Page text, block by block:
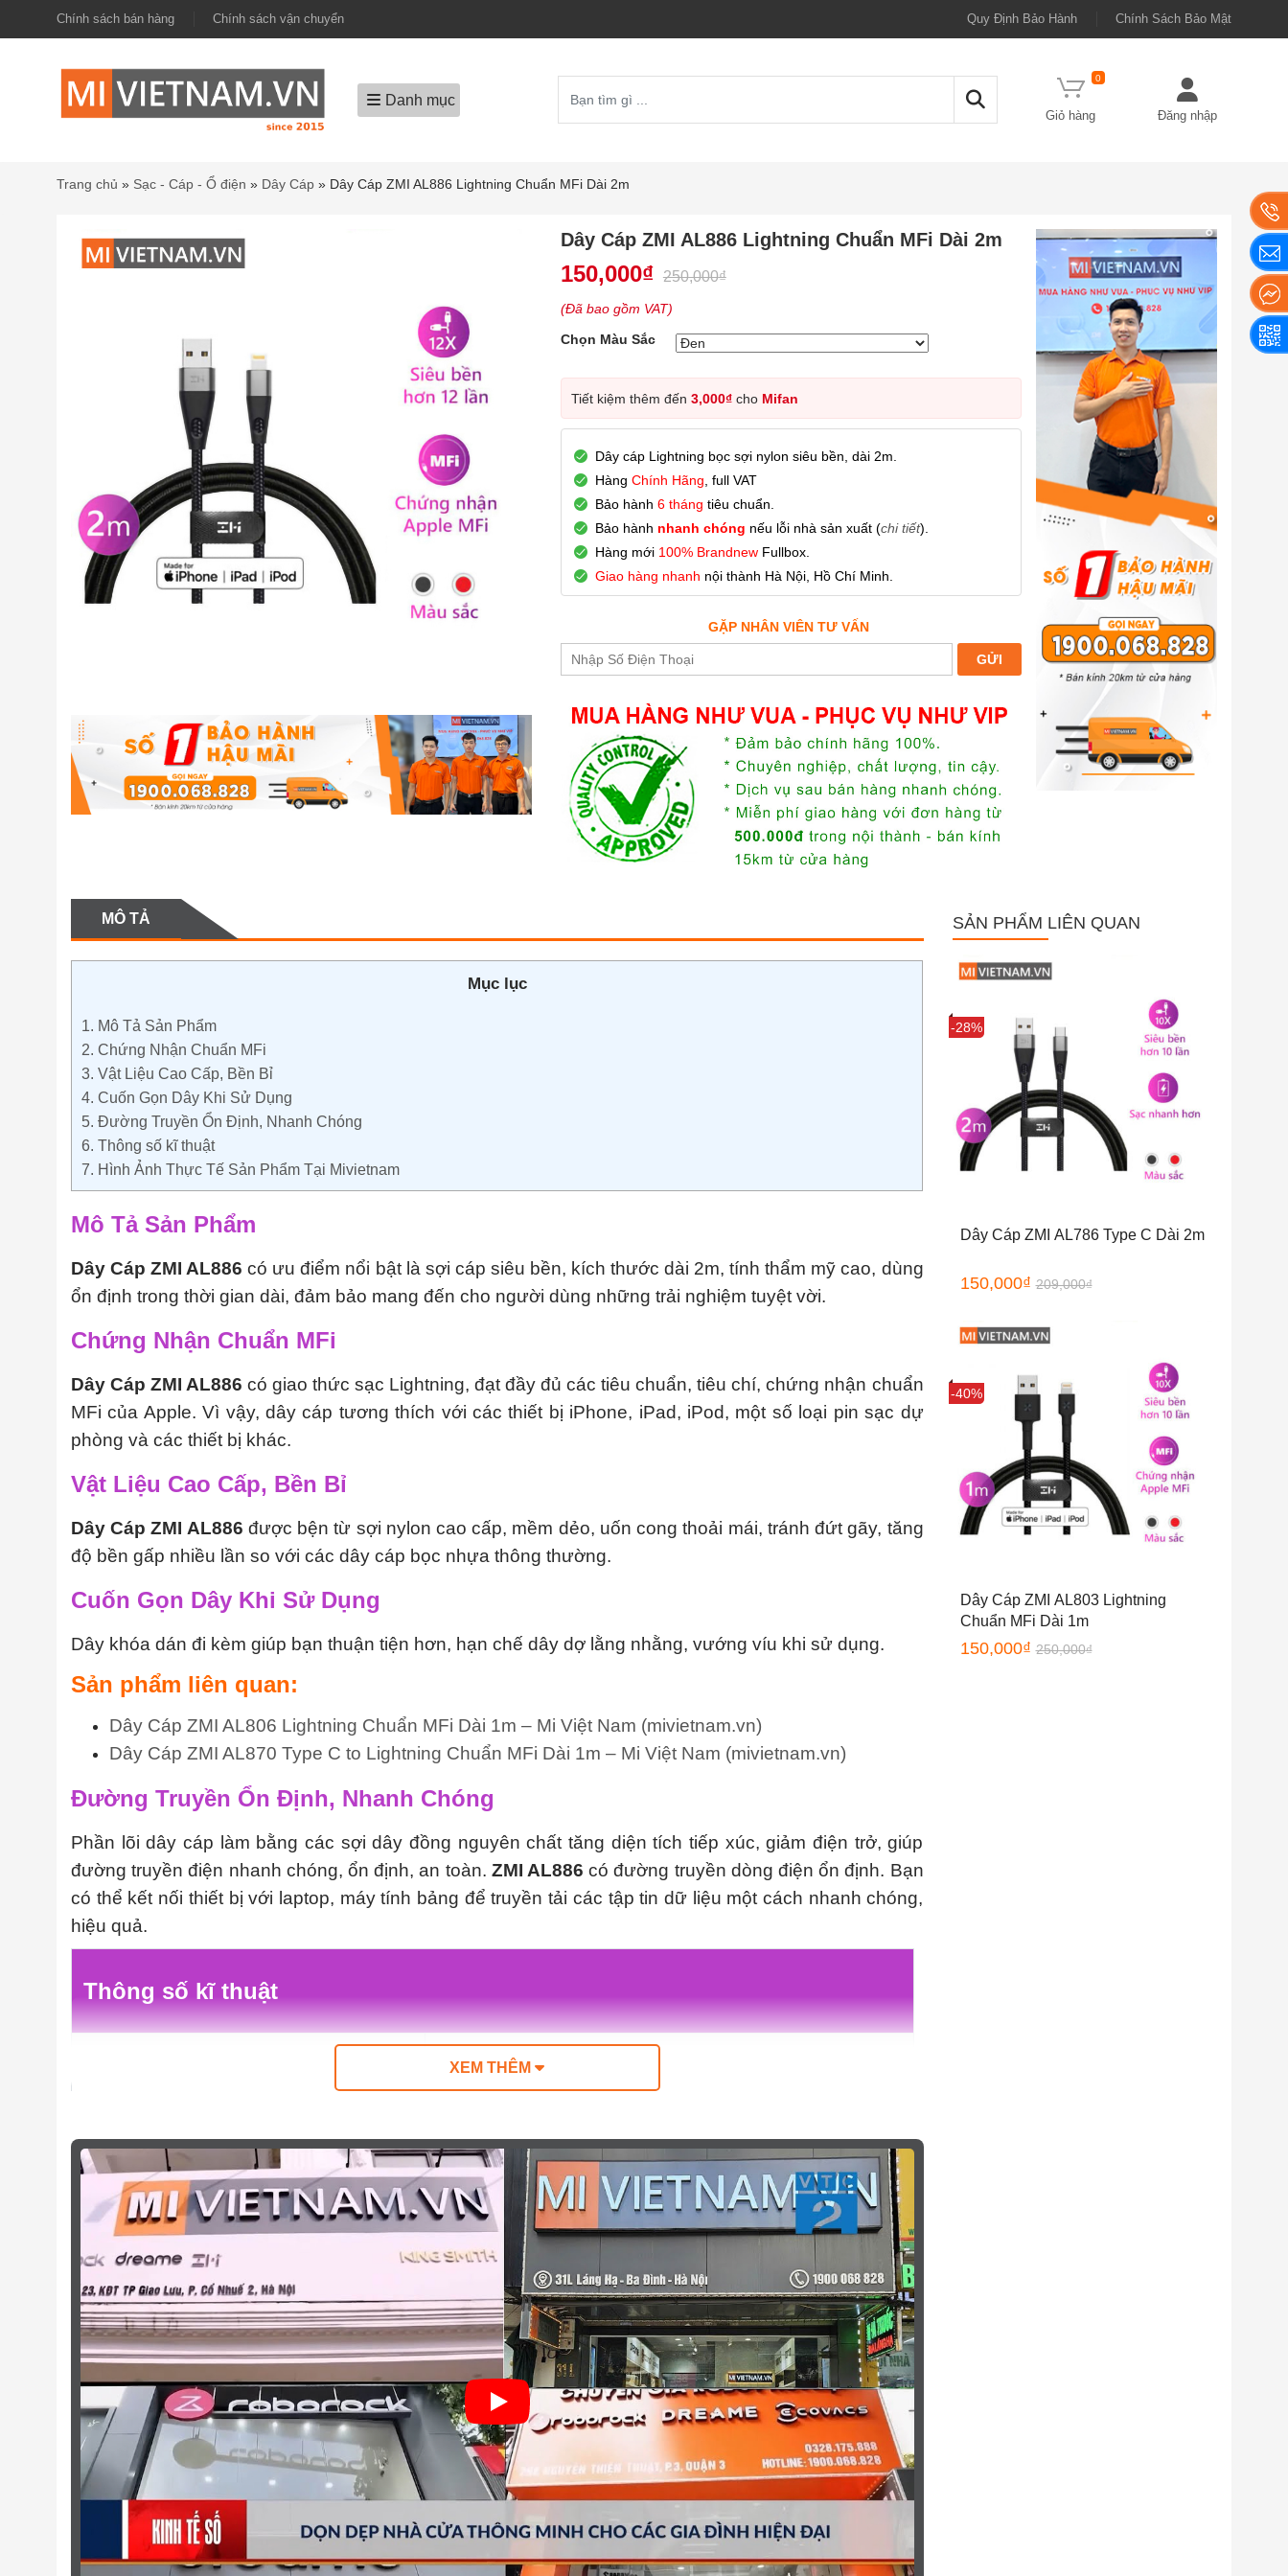
Chính sách bán hàng Chính sách vận chuyển Quy Định Bảo Hành Chính Sách Bảo Mật
Danh mục
Giỏ hàng
0
Đăng nhập
Trang chủ » Sạc - Cáp - Ổ điện » Dây Cáp » Dây Cáp ZMI AL886 Lightning Chuẩn MFi Dài 2m
Dây Cáp ZMI AL886 Lightning Chuẩn MFi Dài 2m
150,000₫ 250,000₫
(Đã bao gồm VAT)
Chọn Màu Sắc
Tiết kiệm thêm đến 3,000₫cho Mifan
Dây cáp Lightning bọc sợi nylon siêu bền, dài 2m.
Hàng Chính Hãng , full VAT
Bảo hành 6 tháng tiêu chuẩn.
Bảo hành nhanh chóng nếu lỗi nhà sản xuất (chi tiết).
Hàng mới 100% BrandnewFullbox.
Giao hàng nhanh nội thành Hà Nội, Hồ Chí Minh.
GẶP NHÂN VIÊN TƯ VẤN
MÔ TẢ
Mục lục
1. Mô Tả Sản Phẩm
2. Chứng Nhận Chuẩn MFi
3. Vật Liệu Cao Cấp, Bền Bỉ
4. Cuốn Gọn Dây Khi Sử Dụng
5. Đường Truyền Ổn Định, Nhanh Chóng
6. Thông số kĩ thuật
7. Hình Ảnh Thực Tế Sản Phẩm Tại Mivietnam
Mô Tả Sản Phẩm
Dây Cáp ZMI AL886có ưu điểm nổi bật là sợi cáp siêu bền, kích thước dài 2m, tính thẩm mỹ cao, dùng
ổn định trong thời gian dài, đảm bảo mang đến cho người dùng những trải nghiệm tuyệt vời.
Chứng Nhận Chuẩn MFi
Dây Cáp ZMI AL886có giao thức sạc Lightning, đạt đầy đủ các tiêu chuẩn, tiêu chí, chứng nhận chuẩn
MFi của Apple. Vì vậy, dây cáp tương thích với các thiết bị iPhone, iPad, iPod, một số loại pin sạc dự
phòng và các thiết bị khác.
Vật Liệu Cao Cấp, Bền Bỉ
Dây Cáp ZMI AL886 được bện từ sợi nylon cao cấp, mềm dẻo, uốn cong thoải mái, tránh đứt gãy, tăng
độ bền gấp nhiều lần so với các dây cáp bọc nhựa thông thường.
Cuốn Gọn Dây Khi Sử Dụng
Dây khóa dán đi kèm giúp bạn thuận tiện hơn, hạn chế dây dợ lằng nhằng, vướng víu khi sử dụng.
Sản phẩm liên quan:
Dây Cáp ZMI AL806 Lightning Chuẩn MFi Dài 1m – Mi Việt Nam (mivietnam.vn)
Dây Cáp ZMI AL870 Type C to Lightning Chuẩn MFi Dài 1m – Mi Việt Nam (mivietnam.vn)
Đường Truyền Ổn Định, Nhanh Chóng
Phần lõi dây cáp làm bằng các sợi dây đồng nguyên chất tăng diện tích tiếp xúc, giảm điện trở, giúp
đường truyền điện nhanh chóng, ổn định, an toàn. ZMI AL886 có đường truyền dòng điện ổn định. Bạn
có thể kết nối thiết bị với laptop, máy tính bảng để truyền tải các tập tin dữ liệu một cách nhanh chóng,
hiệu quả.
Thông số kĩ thuật
ZMI
Giao diện sạc Lightning
Chiều dài 2m
Hình Ảnh Thực Tế Sản Phẩm Tại Mivietnam
XEM THÊM
SẢN PHẨM LIÊN QUAN
Sale
-28%
Dây Cáp ZMI AL786 Type C Dài 2m
150,000₫ 209,000₫
Sale
-40%
Dây Cáp ZMI AL803 Lightning
Chuẩn MFi Dài 1m
150,000₫ 250,000₫